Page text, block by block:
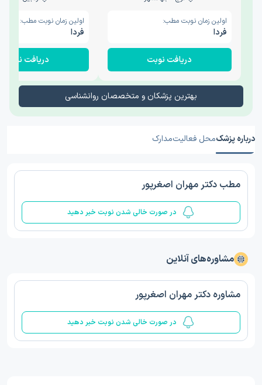
اولین زمان نوبت مطب:
فردا
دریافت نوبت
اولین زمان نوبت مطب:
فردا
دریافت نوبت
بهترین پزشکان و متخصصان روانشناسی
درباره پزشکمحل فعالیتمدارک
مطب دکتر مهران اصغرپور
در صورت خالی شدن نوبت خبر دهید
مشاوره‌های آنلاین
مشاوره دکتر مهران اصغرپور
در صورت خالی شدن نوبت خبر دهید